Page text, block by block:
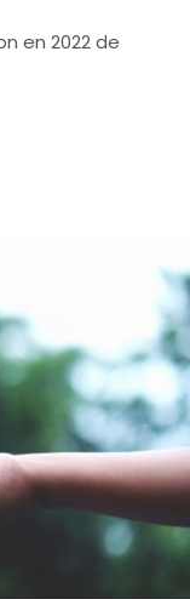
en 2022 de